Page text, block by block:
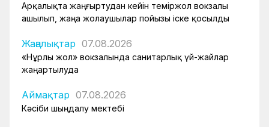
Арқалықта жаңғыртудан кейін теміржол вокзалы
ашылып, жаңа жолаушылар пойызы іске қосылды
Жаңалықтар 07.08.2026
«Нұрлы жол» вокзалында санитарлық үй-жайлар
жаңартылуда
Аймақтар 07.08.2026
Кәсіби шыңдалу мектебі